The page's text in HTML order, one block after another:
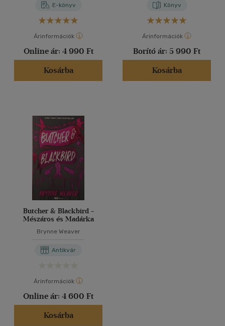
E-könyv
Árinformációk
Online ár: 4 990 Ft
Kosárba
Könyv
Árinformációk
Borító ár: 5 990 Ft
Kosárba
Butcher & Blackbird -
Mészáros és Madárka
Brynne Weaver
Antikvár
Árinformációk
Online ár: 4 600 Ft
Kosárba